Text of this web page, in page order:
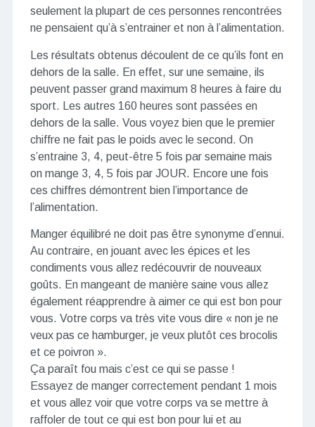
seulement la plupart de ces personnes rencontrées
ne pensaient qu’à s’entrainer et non à l’alimentation.
Les résultats obtenus découlent de ce qu’ils font en
dehors de la salle. En effet, sur une semaine, ils
peuvent passer grand maximum 8 heures à faire du
sport. Les autres 160 heures sont passées en
dehors de la salle. Vous voyez bien que le premier
chiffre ne fait pas le poids avec le second. On
s’entraine 3, 4, peut-être 5 fois par semaine mais
on mange 3, 4, 5 fois par JOUR. Encore une fois
ces chiffres démontrent bien l’importance de
l’alimentation.
Manger équilibré ne doit pas être synonyme d’ennui.
Au contraire, en jouant avec les épices et les
condiments vous allez redécouvrir de nouveaux
goûts. En mangeant de manière saine vous allez
également réapprendre à aimer ce qui est bon pour
vous. Votre corps va très vite vous dire « non je ne
veux pas ce hamburger, je veux plutôt ces brocolis
et ce poivron ».
Ça paraît fou mais c’est ce qui se passe !
Essayez de manger correctement pendant 1 mois
et vous allez voir que votre corps va se mettre à
raffoler de tout ce qui est bon pour lui et au